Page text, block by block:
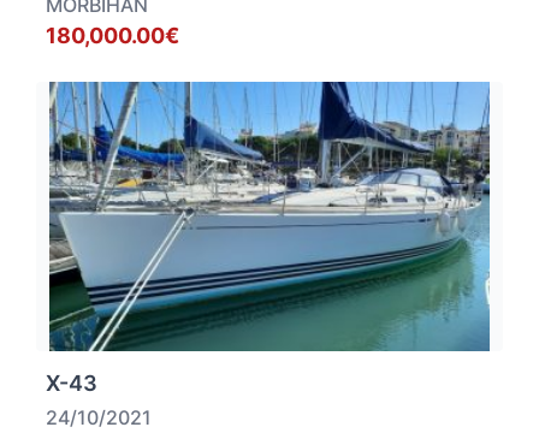
MORBIHAN
180,000.00€
X-43
24/10/2021